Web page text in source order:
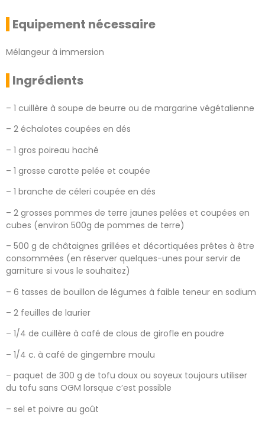
Equipement nécessaire
Mélangeur à immersion
Ingrédients
– 1 cuillère à soupe de beurre ou de margarine végétalienne
– 2 échalotes coupées en dés
– 1 gros poireau haché
– 1 grosse carotte pelée et coupée
– 1 branche de céleri coupée en dés
– 2 grosses pommes de terre jaunes pelées et coupées en
cubes (environ 500g de pommes de terre)
– 500 g de châtaignes grillées et décortiquées prêtes à être
consommées (en réserver quelques-unes pour servir de
garniture si vous le souhaitez)
– 6 tasses de bouillon de légumes à faible teneur en sodium
– 2 feuilles de laurier
– 1/4 de cuillère à café de clous de girofle en poudre
– 1/4 c. à café de gingembre moulu
– paquet de 300 g de tofu doux ou soyeux toujours utiliser
du tofu sans OGM lorsque c’est possible
– sel et poivre au goût